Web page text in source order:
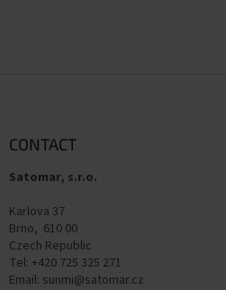
CONTACT
Satomar, s.r.o.
Karlova 37
Brno, 610 00
Czech Republic
Tel: +420 725 325 271
Email: sunmi@satomar.cz